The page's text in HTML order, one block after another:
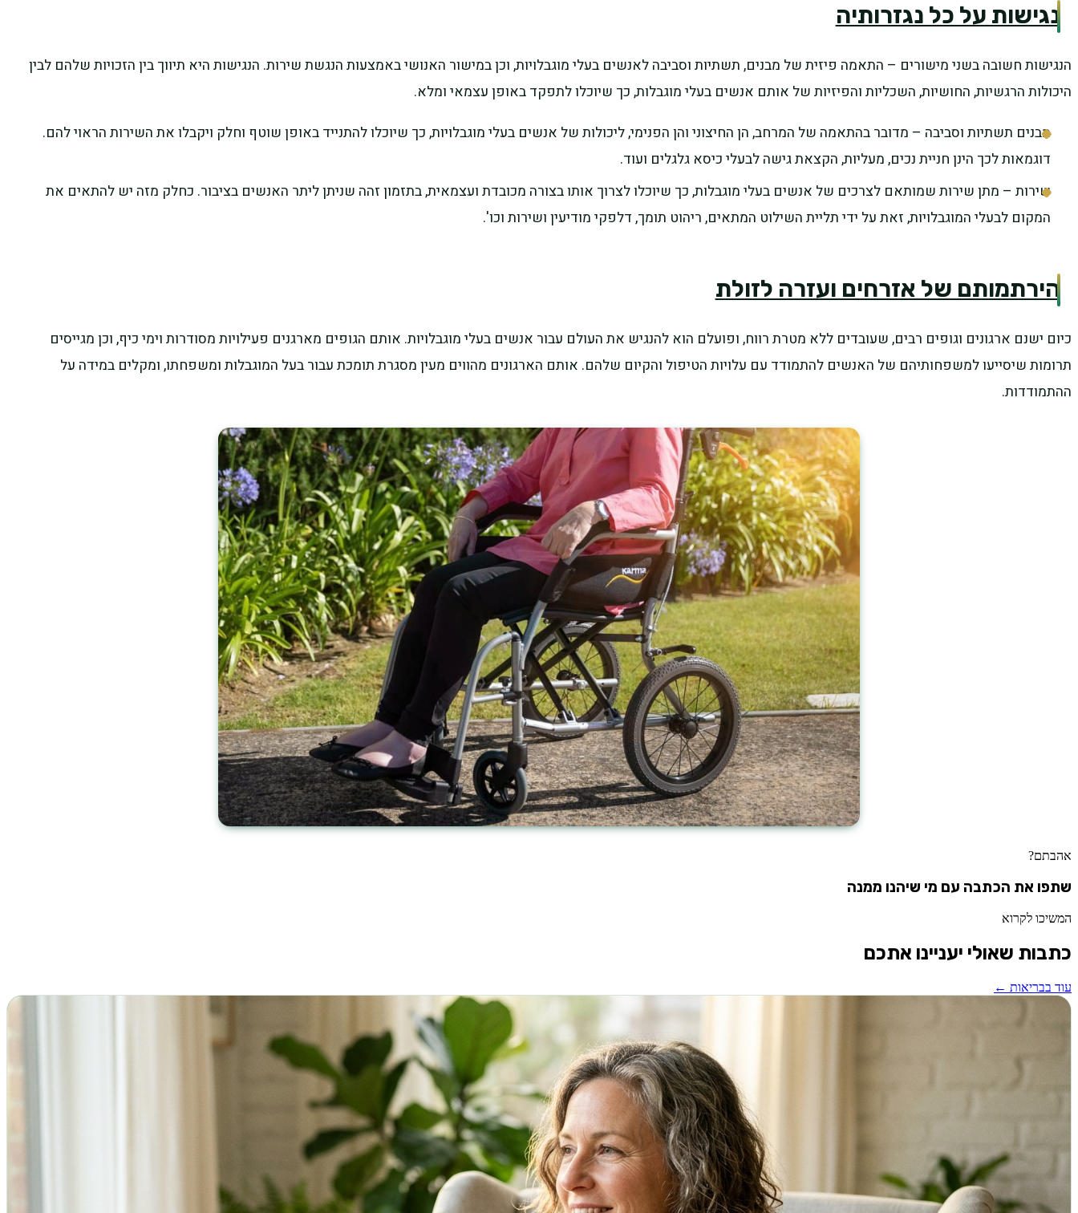
נגישות על כל נגזרותיה
הנגישות חשובה בשני מישורים – התאמה פיזית של מבנים, תשתיות וסביבה לאנשים בעלי מוגבלויות, וכן במישור האנושי באמצעות הנגשת שירות. הנגישות היא תיווך בין הזכויות שלהם לבין
היכולות הרגשיות, החושיות, השכליות והפיזיות של אותם אנשים בעלי מוגבלות, כך שיוכלו לתפקד באופן עצמאי ומלא.
מבנים תשתיות וסביבה – מדובר בהתאמה של המרחב, הן החיצוני והן הפנימי, ליכולות של אנשים בעלי מוגבלויות, כך שיוכלו להתנייד באופן שוטף וחלק ויקבלו את השירות הראוי להם.
דוגמאות לכך הינן חניית נכים, מעליות, הקצאת גישה לבעלי כיסא גלגלים ועוד.
שירות – מתן שירות שמותאם לצרכים של אנשים בעלי מוגבלות, כך שיוכלו לצרוך אותו בצורה מכובדת ועצמאית, בתזמון זהה שניתן ליתר האנשים בציבור. כחלק מזה יש להתאים את
המקום לבעלי המוגבלויות, זאת על ידי תליית השילוט המתאים, ריהוט תומך, דלפקי מודיעין ושירות וכו'.
הירתמותם של אזרחים ועזרה לזולת
כיום ישנם ארגונים וגופים רבים, שעובדים ללא מטרת רווח, ופועלם הוא להנגיש את העולם עבור אנשים בעלי מוגבלויות. אותם הגופים מארגנים פעילויות מסודרות וימי כיף, וכן מגייסים
תרומות שיסייעו למשפחותיהם של האנשים להתמודד עם עלויות הטיפול והקיום שלהם. אותם הארגונים מהווים מעין מסגרת תומכת עבור בעל המוגבלות ומשפחתו, ומקלים במידה על
ההתמודדות.
אהבתם?
שתפו את הכתבה עם מי שיהנו ממנה
המשיכו לקרוא
כתבות שאולי יעניינו אתכם
עוד בבריאות ←